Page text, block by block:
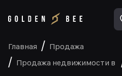
Главная
Продажа
Продажа недвижимости в